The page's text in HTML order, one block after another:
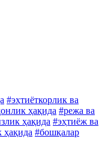
#эҳтиёткорлик ва
ҳақида #режа ва
ҳақида #эҳтиёж ва
ҳақида #бошқалар